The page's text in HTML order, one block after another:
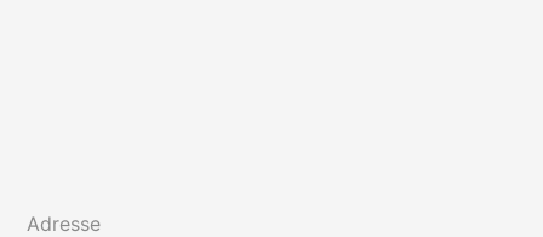
Adresse